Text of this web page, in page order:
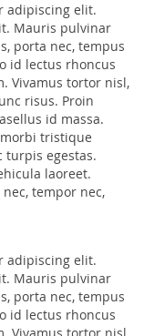
adipiscing elit.
Mauris pulvinar
porta nec, tempus
id lectus rhoncus
Vivamus tortor nisl,
risus. Proin
id massa.
tristique
turpis egestas.
laoreet.
tempor nec,
adipiscing elit.
Mauris pulvinar
porta nec, tempus
id lectus rhoncus